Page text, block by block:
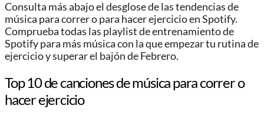
Consulta más abajo el desglose de las tendencias de
música para correr o para hacer ejercicio en Spotify.
Comprueba todas las playlist de entrenamiento de
Spotify para más música con la que empezar tu rutina de
ejercicio y superar el bajón de Febrero.
Top 10 de canciones de música para correr o
hacer ejercicio